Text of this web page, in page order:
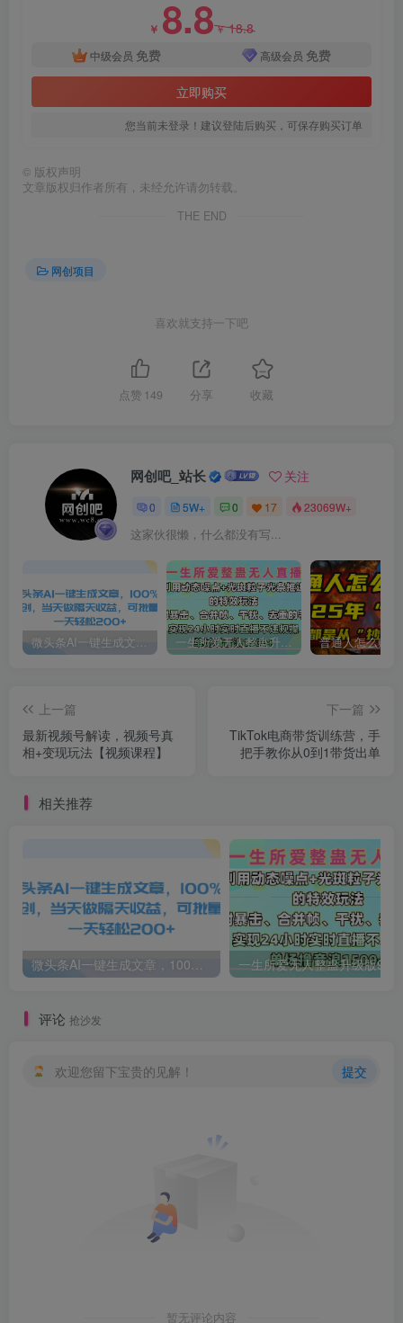
￥ 8.8￥18.8
中级会员 免费 高级会员 免费
立即购买
您当前未登录！建议登陆后购买，可保存购买订单
© 版权声明
文章版权归作者所有，未经允许请勿转载。
THE END
网创项目
喜欢就支持一下吧
点赞 149 分享 收藏
网创吧_站长 关注
0 5W+ 0 17 23069W+
这家伙很懒，什么都没有写...
微头条AI一键生成文章，100%过原创，当天做隔天收益，可批量，一天轻松200+ 一生所爱无人整蛊升级版9.0，利用动态噪点+光斑粒子光条推进的特效玩法，内附暴击、合并帧、干扰、去重的手法，实现24小时实时直播不违规操，单场日入1500+，小白也能无脑驾驭
上一篇
最新视频号解读，视频号真
相+变现玩法【视频课程】
下一篇
TikTok电商带货训练营，手
把手教你从0到1带货出单
相关推荐
微头条AI一键生成文章，100%过原创，当天做隔天收益，可批量，一天轻松200+
评论 抢沙发
欢迎您留下宝贵的见解！ 提交
暂无评论内容